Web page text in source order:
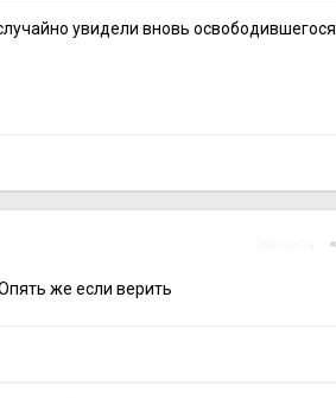
увидели вновь освободившегося
же если верить